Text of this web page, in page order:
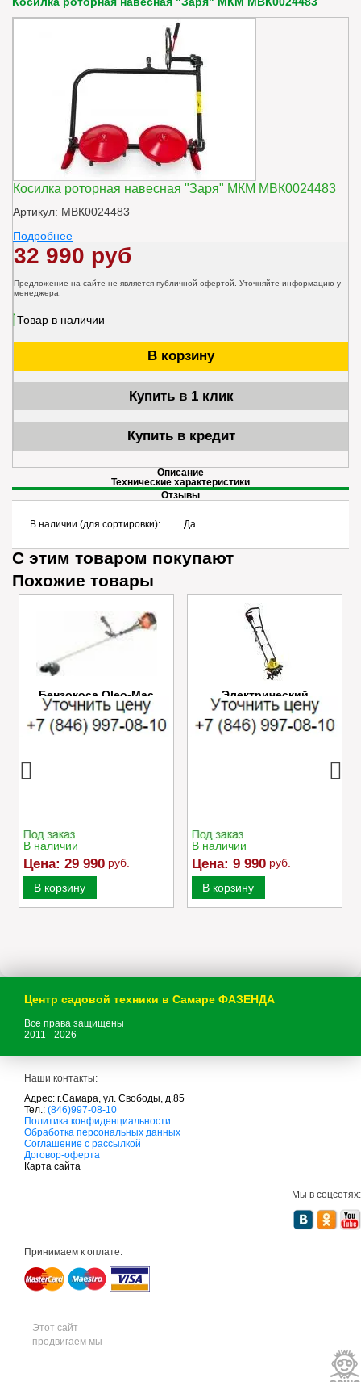
Косилка роторная навесная "Заря" МКМ МВК0024483
Артикул: МВК0024483
Подробнее
32 990 руб
Предложение на сайте не является публичной офертой. Уточняйте информацию у
менеджера.
Товар в наличии
В корзину
Купить в 1 клик
Купить в кредит
Описание
Технические характеристики
Отзывы
В наличии (для сортировки): Да
С этим товаром покупают
Похожие товары
Бензокоса Oleo-Mac
SPARTA 25
В наличии
Цена: 29 990 руб.
В корзину
Электрический
культиватор Champion
EC750
В наличии
Цена: 9 990 руб.
В корзину
Центр садовой техники в Самаре ФАЗЕНДА
Все права защищены
2011 - 2026
Наши контакты:
Адрес: г.Самара, ул. Свободы, д.85
Тел.: (846)997-08-10
с
а
д
о
в
и
к
а
м
т
Политика конфиденциальности
Обработка персональных данных
Соглашение с рассылкой
Договор-оферта
Карта сайта
Мы в соцсетях:
Принимаем к оплате:
Этот сайт
продвигаем мы